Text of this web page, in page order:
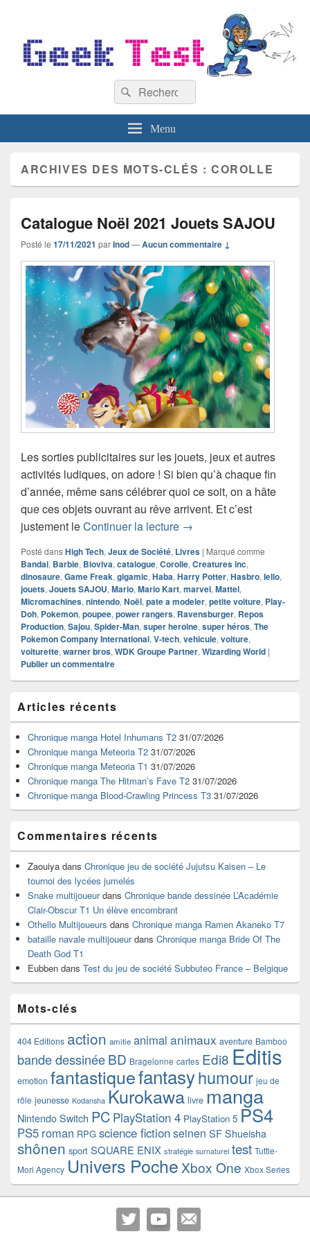
Recherche :
Rechercher
Menu
ARCHIVES DES MOTS-CLÉS :COROLLE
Catalogue Noël 2021 Jouets SAJOU
Posté le 17/11/2021 parInod—Aucun commentaire ↓
Les sorties publicitaires sur les jouets, jeux et autres
activités ludiques, on adore ! Si bien qu’à chaque fin
d’année, même sans célébrer quoi ce soit, on a hâte
que ces objets ouvrant au rêve arrivent. Et c’est
justement leContinuer la lecture Catalogue Noël 2021
→
Posté dansHigh Tech, Jeux de Société, Livres | Marqué comme
Bandai, Barbie, Bioviva, catalogue, Corolle, Creatures inc,
dinosaure, Game Freak, gigamic, Haba, Harry Potter, Hasbro, Iello,
jouets, Jouets SAJOU, Mario, Mario Kart, marvel, Mattel,
Micromachines, nintendo, Noël, pate a modeler, petite voiture, Play-
Doh, Pokemon, poupee, power rangers, Ravensburger, Repos
Production, Sajou, Spider-Man, super heroine, super héros, The
Pokemon Company International, V-tech, vehicule, voiture,
voiturette, warner bros, WDK Groupe Partner, Wizarding World |
Publier un commentaire
principale
de
widget
pour
barre
latérale
Articles récents
Chronique manga Hotel Inhumans T2 31/07/2026
Chronique manga Meteoria T2 31/07/2026
Chronique manga Meteoria T1 31/07/2026
Chronique manga The Hitman’s Fave T2 31/07/2026
Chronique manga Blood-Crawling Princess T3 31/07/2026
Commentaires récents
Zaouiya dans Chronique jeu de société Jujutsu Kaisen – Le
tournoi des lycées jumelés
Snake multijoueurdans Chronique bande dessinée L’Académie
Clair-Obscur T1 Un élève encombrant
Othello Multijoueurs dans Chronique manga Ramen Akaneko T7
bataille navale multijoueurdans Chronique manga Bride Of The
Death God T1
Eubben dans Test du jeu de société Subbuteo France – Belgique
Mots-clés
404 Editions action amitie animal animaux aventure Bamboo
bande dessinéeBD Bragelonne cartes Edi8 Editis
emotion fantastiquefantasyhumour jeu de
rôle jeunesse Kodansha Kurokawa livre manga
Nintendo Switch PC PlayStation 4 PlayStation 5 PS4
PS5 roman RPG science fictionseinen SF Shueisha
shônen sport SQUARE ENIX stratégie surnaturel test Tuttle-
Mori Agency Univers Poche Xbox One Xbox Series